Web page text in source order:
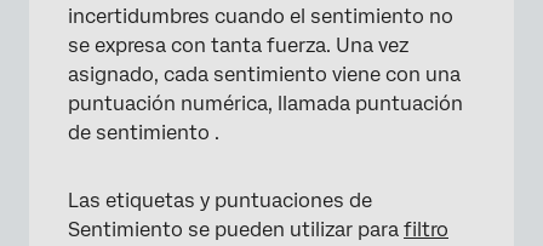
incertidumbres cuando el sentimiento no
se expresa con tanta fuerza. Una vez
asignado, cada sentimiento viene con una
puntuación numérica, llamada puntuación
de sentimiento .
Las etiquetas y puntuaciones de
Sentimiento se pueden utilizar para filtro